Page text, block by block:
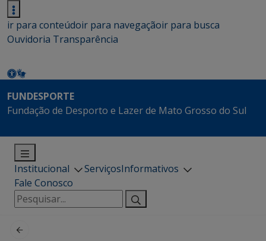
ir para conteúdoir para navegaçãoir para busca
Ouvidoria Transparência
FUNDESPORTE
Fundação de Desporto e Lazer de Mato Grosso do Sul
Institucional ServiçosInformativos
Fale Conosco
Pesquisar
por: